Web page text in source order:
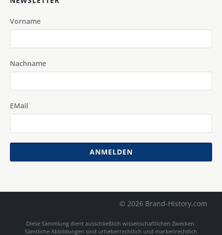
Vorname
Nachname
EMail
ANMELDEN
© 2026 Brand-History.com
Diese Sammlung dient ausschließlich wissenschaftlichen Zwecken.
Sämtliche Abbildungen sind urheberrechtlich und markenrechtlich